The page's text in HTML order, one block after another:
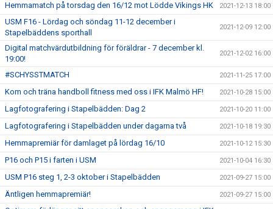
Hemmamatch på torsdag den 16/12 mot Lödde Vikings HK 2021-12-13 18:00
USM F16 - Lördag och söndag 11-12 december i
Stapelbäddens sporthall
2021-12-09 12:00
Digital matchvärdutbildning för föräldrar - 7 december kl.
19:00!
2021-12-02 16:00
#SCHYSSTMATCH 2021-11-25 17:00
Kom och träna handboll fitness med oss i IFK Malmö HF! 2021-10-28 15:00
Lagfotografering i Stapelbädden: Dag 2 2021-10-20 11:00
Lagfotografering i Stapelbädden under dagarna två 2021-10-18 19:30
Hemmapremiär för damlaget på lördag 16/10 2021-10-12 15:30
P16 och P15 i farten i USM 2021-10-04 16:30
USM P16 steg 1, 2-3 oktober i Stapelbädden 2021-09-27 15:00
Äntligen hemmapremiär! 2021-09-27 15:00